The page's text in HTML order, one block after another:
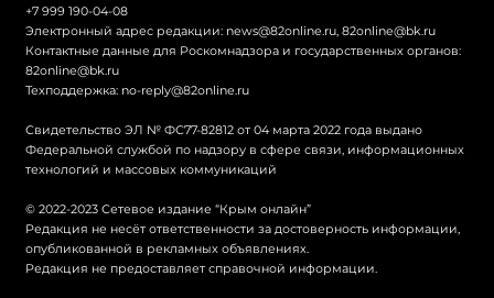
+7 999 190-04-08
Электронный адрес редакции: news@82online.ru, 82online@bk.ru
Контактные данные для Роскомнадзора и государственных органов:
82online@bk.ru
Техподдержка: no-reply@82online.ru
Свидетельство ЭЛ № ФС77-82812 от 04 марта 2022 года выдано
Федеральной службой по надзору в сфере связи, информационных
технологий и массовых коммуникаций
© 2022-2023 Сетевое издание “Крым онлайн”
Редакция не несёт ответственности за достоверность информации,
опубликованной в рекламных объявлениях.
Редакция не предоставляет справочной информации.